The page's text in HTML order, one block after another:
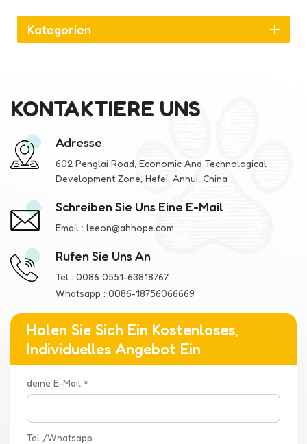
Kategorien
KONTAKTIERE UNS
Adresse
602 Penglai Road, Economic And Technological
Development Zone, Hefei, Anhui, China
Schreiben Sie Uns Eine E-Mail
Email : leeon@ahhope.com
Rufen Sie Uns An
Tel : 0086 0551-63818767
Whatsapp : 0086-18756066669
Holen Sie Sich Ein Kostenloses,
Individuelles Angebot Ein
deine E-Mail *
Tel /Whatsapp